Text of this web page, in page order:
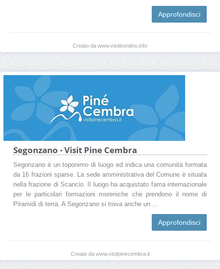
Approfondisci
Creato da www.visittrentino.info
Segonzano - Visit Pine Cembra
Segonzano è un toponimo di luogo ed indica una comunità formata
da 16 frazioni sparse. La sede amministrativa del Comune è situata
nella frazione di Scancio. Il luogo ha acquistato fama internazionale
per le particolari formazioni moreniche che prendono il nome di
Piramidi di terra. A Segonzano si trova anche un ...
Approfondisci
Creato da www.visitpinecembra.it